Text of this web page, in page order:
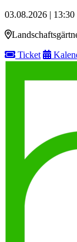
03.08.2026 |
Ticket